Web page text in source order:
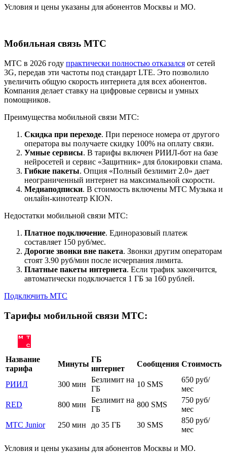
Условия и цены указаны для абонентов Москвы и МО.
Мобильная связь МТС
МТС в 2026 году практически полностью отказался от сетей
3G, передав эти частоты под стандарт LTE. Это позволило
увеличить общую скорость интернета для всех абонентов.
Компания делает ставку на цифровые сервисы и умных
помощников.
Преимущества мобильной связи МТС:
Скидка при переходе. При переносе номера от другого
оператора вы получаете скидку 100% на оплату связи.
Умные сервисы. В тарифы включен РИИЛ-бот на базе
нейросетей и сервис «Защитник» для блокировки спама.
Гибкие пакеты. Опция «Полный безлимит 2.0» дает
неограниченный интернет на максимальной скорости.
Медиаподписки. В стоимость включены МТС Музыка и
онлайн-кинотеатр KION.
Недостатки мобильной связи МТС:
Платное подключение. Единоразовый платеж
составляет 150 руб/мес.
Дорогие звонки вне пакета. Звонки другим операторам
стоят 3.90 руб/мин после исчерпания лимита.
Платные пакеты интернета. Если трафик закончится,
автоматически подключается 1 ГБ за 160 рублей.
Подключить МТС
Тарифы мобильной связи МТС:
Название
тарифа
Минуты
ГБ
интернет
Сообщения Стоимость
РИИЛ 300 мин
Безлимит на
ГБ
10 SMS
650 руб/
мес
RED
800 мин
Безлимит на
ГБ
800 SMS
750 руб/
мес
МТС Junior
250 мин до 35 ГБ 30 SMS
850 руб/
мес
Условия и цены указаны для абонентов Москвы и МО.